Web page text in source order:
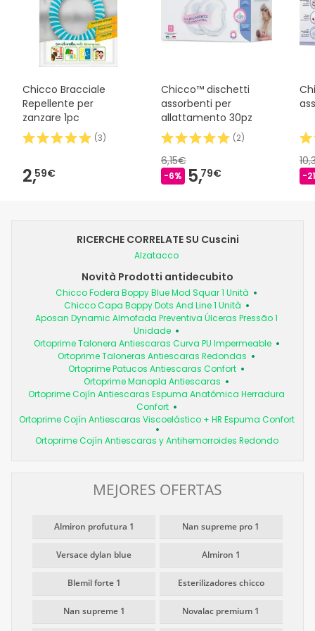
Chicco Bracciale
Repellente per
zanzare 1pc
(3)
2,59€
Chicco™ dischetti
assorbenti per
allattamento 30pz
(2)
6,15€
-6% 5,79€ -
RICERCHE CORRELATE SU Cuscini
Alzatacco
Novità Prodotti antidecubito
Chicco Fodera Boppy Blue Mod Squar 1 Unità
Chicco Capa Boppy Dots And Line 1 Unità
Aposan Dynamic Almofada Preventiva Úlceras Pressão 1
Unidade
Ortoprime Talonera Antiescaras Curva PU Impermeable
Ortoprime Taloneras Antiescaras Redondas
Ortoprime Patucos Antiescaras Confort
Ortoprime Manopla Antiescaras
Ortoprime Cojín Antiescaras Espuma Anatómica Herradura
Confort
Ortoprime Cojín Antiescaras Viscoelástico + HR Espuma Confort
Ortoprime Cojín Antiescaras y Antihemorroides Redondo
MEJORES OFERTAS
Almiron profutura 1 Nan supreme pro 1
Versace dylan blue Almiron 1
Blemil forte 1 Esterilizadores chicco
Nan supreme 1 Novalac premium 1